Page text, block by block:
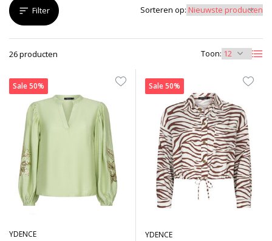
Filter
26 producten Toon:
Sorteren op:
Sale 50%
YDENCE
Sale 50%
YDENCE